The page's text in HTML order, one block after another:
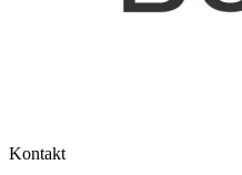
Kontakt